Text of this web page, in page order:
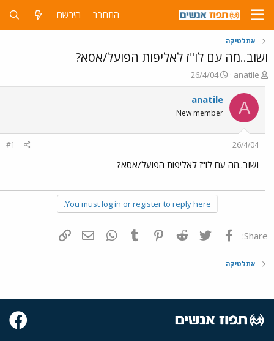
התחבר הירשם
אתלטיקה
ושוב..מה עם לו"ז לאליפות הפועל/אסא?
פ
ו
ת
ח
ה
ש
א
anatile
פ
ו
ר
ם
ר
26/4/04
A
anatile
New member
26/4/04
#1
ושוב..מה עם לו"ז לאליפות הפועל/אסא?
You must log in or register to reply here.
Share: פייסבוק Twitter
Reddit
Pinterest
Tumblr
WhatsAppדואר אלקטרוני
אתלטיקה